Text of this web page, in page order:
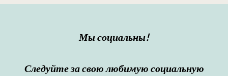
Мы социальны!
Следуйте за свою любимую социальную